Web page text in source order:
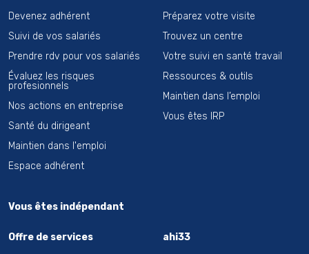
Devenez adhérent
Suivi de vos salariés
Prendre rdv pour vos salariés
Évaluez les risques
profesionnels
Nos actions en entreprise
Santé du dirigeant
Maintien dans l'emploi
Espace adhérent
Préparez votre visite
Trouvez un centre
Votre suivi en santé travail
Ressources & outils
Maintien dans l’emploi
Vous êtes IRP
Vous êtes indépendant
Offre de services
ahi33